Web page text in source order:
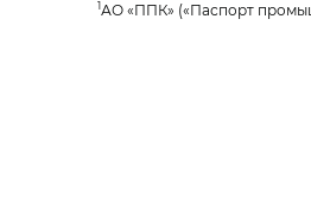
1АО «ППК» («Паспорт